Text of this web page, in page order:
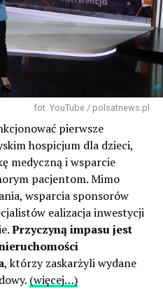
fot. YouTube / polsatnews.pl
pierwsze
hospicjum dla dzieci,
medyczną i wsparcie
pacjentom. Mimo
wsparcia sponsorów
ealizacja inwestycji
Przyczyną impasu jest
, którzy zaskarżyli wydane
(więcej…)